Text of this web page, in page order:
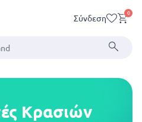
Σύνδεση 0
Κρασιών